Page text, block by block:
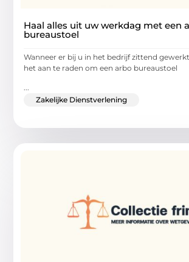
Haal alles uit uw werkdag met een
bureaustoel
Wanneer er bij u in het bedrijf zittend
het aan te raden om een arbo bureaustoel
...
Zakelijke Dienstverlening